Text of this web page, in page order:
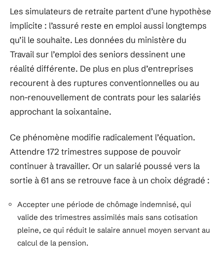
Les simulateurs de retraite partent d’une hypothèse
implicite : l’assuré reste en emploi aussi longtemps
qu’il le souhaite. Les données du ministère du
Travail sur l’emploi des seniors dessinent une
réalité différente. De plus en plus d’entreprises
recourent à des ruptures conventionnelles ou au
non-renouvellement de contrats pour les salariés
approchant la soixantaine.
Ce phénomène modifie radicalement l’équation.
Attendre 172 trimestres suppose de pouvoir
continuer à travailler. Or un salarié poussé vers la
sortie à 61 ans se retrouve face à un choix dégradé :
Accepter une période de chômage indemnisé, qui
valide des trimestres assimilés mais sans cotisation
pleine, ce qui réduit le salaire annuel moyen servant au
calcul de la pension.